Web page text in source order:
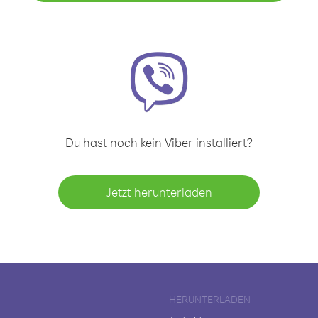
Du hast noch kein Viber installiert?
Jetzt herunterladen
HERUNTERLADEN